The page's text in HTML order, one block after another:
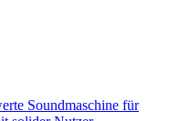
Soundmaschine für